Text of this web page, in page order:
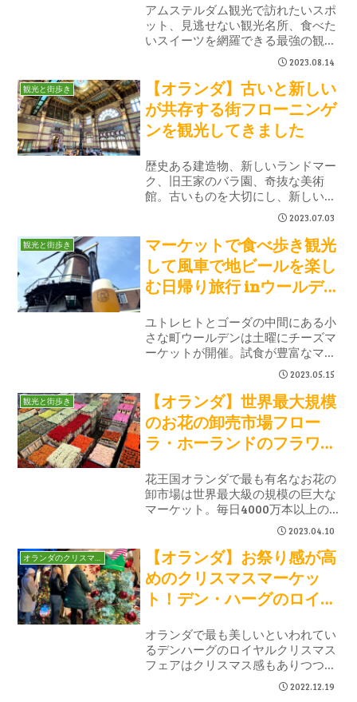
アムステルダム観光で訪れたいスポ
ット、見逃せない観光名所、食べた
いスイーツを網羅できる最強の観光
モデルコース。2日目は風車村観光
とワッフル食べ歩き。アルバートカ
イプマーケットに9ストリートと若
者が集まるお洒落スポット巡りで
す。
2023.08.14
観光と街歩き
【オランダ】古いと新しい
が共存する街フローニンゲ
ンを観光してきました
歴史ある建造物、新しいランドマー
ク、旧王家のバラ園、奇抜な美術
館。古いものを大切にし、新しいも
のも受け入れる、とても魅力的な街
フローニンゲン。日帰りでも十分に
観光できます。お魚マーケットが開
催している日に訪れるのがおすすめ
です。
2023.07.03
観光と街歩き
マーケットで食べ歩き観光
して風車で地ビールを楽し
む日帰り旅行 inウールデ
ユトレヒトとゴーダの中間にある小
さな町ウールデンは土曜にチーズマ
ーケットが開催。試食が豊富なマー
ケットで食べ歩き。風車で小麦粉を
購入したり、隣町の風車カフェ・バ
ーで地ビールを堪能。ローカルな日
帰り観光が楽しめました。
2023.05.15
観光と街歩き
【オランダ】世界最大規模
のお花の卸売市場フロー
ラ・ホーランドのフラワー
花王国オランダで最も有名なお花の
卸市場は世界最大級の規模の巨大な
マーケット。毎日4000万本以上の
お花が世界中へと出荷されていま
す。早起きが必須ですが、それでも
訪れて良かった満足度の高いロイヤ
ル・フローラ・ホーランドの見どこ
とろをまとめました。
2023.04.10
【オランダ】お祭り感が高
めのクリスマスマーケッ
ト！デン・ハーグのロイヤ
オランダで最も美しいといわれてい
るデンハーグのロイヤルクリスマス
フェアはクリスマス感もありつつお
祭り感も味わえる華やかなクリスマ
スマーケット。政治の街であるため
2022.12.19